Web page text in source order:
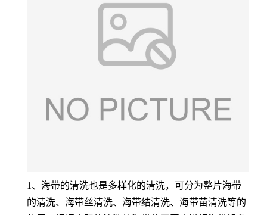
1、海带的清洗也是多样化的清洗，可分为整片海带
的清洗、海带丝清洗、海带结清洗、海带苗清洗等的